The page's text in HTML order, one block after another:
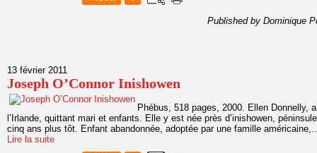
Published by Dominique
13 février 2011
Joseph O’Connor Inishowen
Phébus, 518 pages, 2000. Ellen Donnelly,
l’Irlande, quittant mari et enfants. Elle y est née près d’inishowen,
cinq ans plus tôt. Enfant abandonnée, adoptée par une famille
Lire la suite